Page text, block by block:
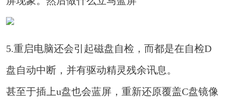
5.重启电脑还会引起磁盘自检，而都是在自检D
盘自动中断，并有驱动精灵残余讯息。
甚至于插上u盘也会蓝屏，重新还原覆盖C盘镜像